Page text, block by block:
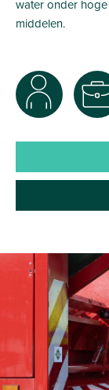
water onder
middelen.